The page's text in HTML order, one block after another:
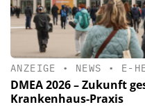
ANZEIGE • NEWS • E-
DMEA 2026 – Zukunft
Krankenhaus-Praxis